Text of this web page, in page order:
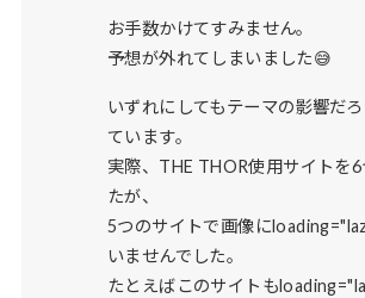
お手数かけてすみません。
予想が外れてしまいました😅
いずれにしてもテーマの影響だ
ています。
実際、THE THOR使用サイトを
たが、
5つのサイトで画像に
いませんでした。
たとえばこのサイトも